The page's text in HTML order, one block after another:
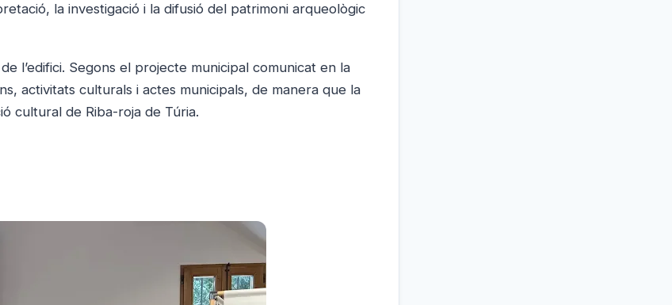
la investigació i la difusió del patrimoni arqueològic
l’edifici. Segons el projecte municipal comunicat en la
activitats culturals i actes municipals, de manera que la
cultural de Riba-roja de Túria.